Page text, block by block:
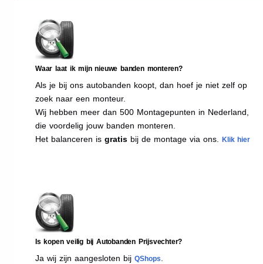
Waar laat ik mijn nieuwe banden monteren?
Als je bij ons autobanden koopt, dan hoef je niet zelf op
zoek naar een monteur.
Wij hebben meer dan 500 Montagepunten in Nederland,
die voordelig jouw banden monteren.
Het balanceren is gratis bij de montage via ons. Klik hier
Is kopen veilig bij Autobanden Prijsvechter?
Ja wij zijn aangesloten bij QShops